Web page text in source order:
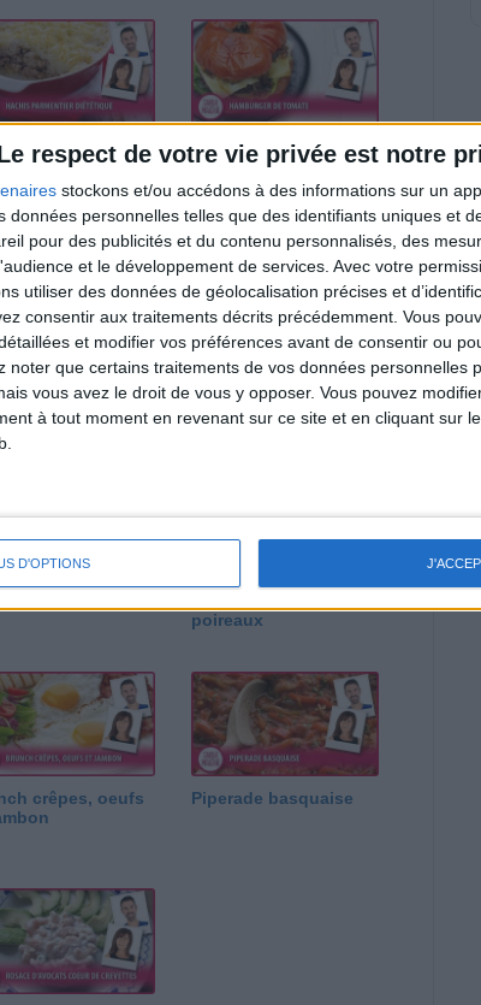
respect de votre vie privée est notre
stockons et/ou accédons à des informations sur un
données personnelles telles que des identifiants uniques et
pour des publicités et du contenu personnalisés, des
et le développement de services. Avec votre
utiliser des données de géolocalisation précises et
consentir aux traitements décrits précédemment. Vous
et modifier vos préférences avant de consentir ou
noter que certains traitements de vos données personnelles
vous avez le droit de vous y opposer. Vous pouvez
à tout moment en revenant sur ce site et en cliquant sur
D'OPTIONS
Parmentier
Hamburger de tomate
diététique
Mousse au chocolat
Papillote de blanc de
poireaux
crêpes, oeufs
Piperade basquaise